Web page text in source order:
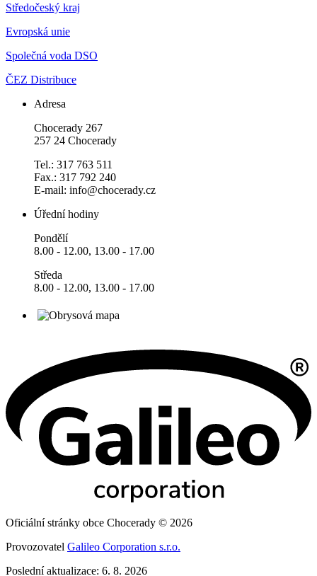
Středočeský kraj
Evropská unie
Společná voda DSO
ČEZ Distribuce
Adresa
Chocerady 267
257 24 Chocerady
Tel.: 317 763 511
Fax.: 317 792 240
E-mail: info@chocerady.cz
Úřední hodiny
Pondělí
8.00 - 12.00, 13.00 - 17.00
Středa
8.00 - 12.00, 13.00 - 17.00
Oficiální stránky obce Chocerady © 2026
Provozovatel Galileo Corporation s.r.o.
Poslední aktualizace: 6. 8. 2026